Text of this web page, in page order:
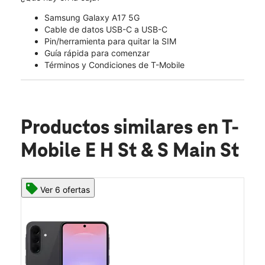
Samsung Galaxy A17 5G
Cable de datos USB-C a USB-C
Pin/herramienta para quitar la SIM
Guía rápida para comenzar
Términos y Condiciones de T-Mobile
Productos similares en T-
Mobile E H St & S Main St
Ver 6 ofertas